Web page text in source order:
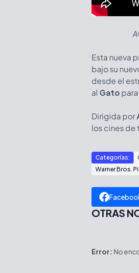
Esta nueva
bajo su
desde el
al Gato
Dirigida por
los cines de
Categorías:
Warner Bros.
OTRAS
Error: No